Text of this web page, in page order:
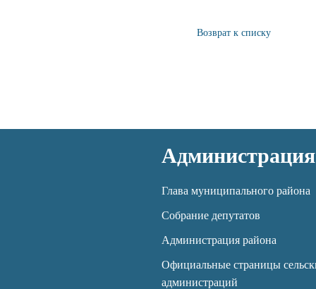
Возврат к списку
Администрация
Глава муниципального района
Собрание депутатов
Администрация района
Официальные страницы
администраций